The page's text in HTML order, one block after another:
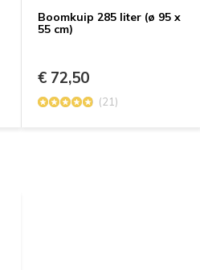
Boomkuip 285 liter (ø 95 x
55 cm)
€ 72,50
(21)